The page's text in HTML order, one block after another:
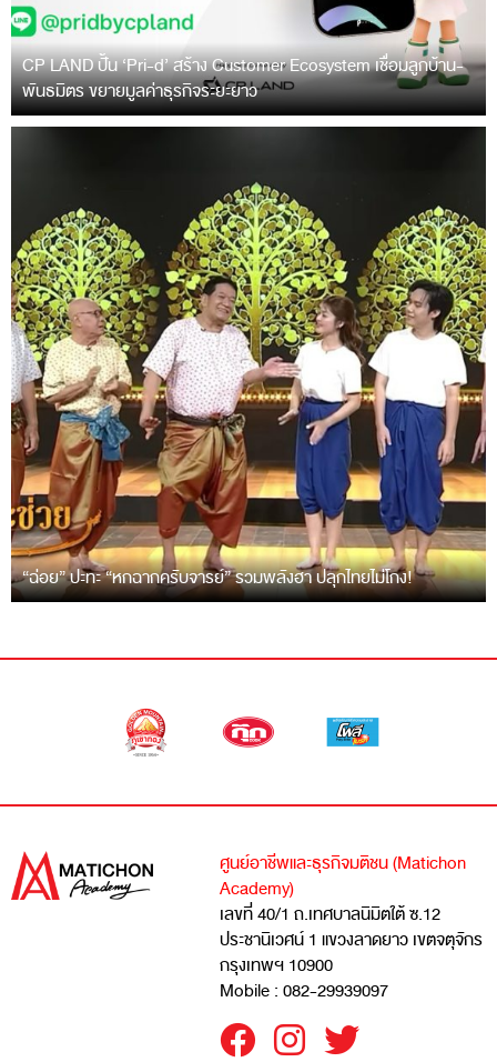
CP LAND ปั้น ‘Pri-d’ สร้าง Customer Ecosystem เชื่อมลูกบ้าน-
พันธมิตร ขยายมูลค่าธุรกิจระยะยาว
“ฉ่อย” ปะทะ “หกฉากครับจารย์” รวมพลังฮา ปลุกไทยไม่โกง!
ศูนย์อาชีพและธุรกิจมติชน (Matichon
Academy)
เลขที่ 40/1 ถ.เทศบาลนิมิตใต้ ซ.12
ประชานิเวศน์ 1 แขวงลาดยาว เขตจตุจักร
กรุงเทพฯ 10900
Mobile : 082-29939097